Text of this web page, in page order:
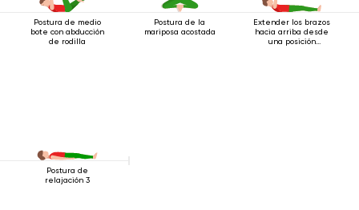
Postura de medio
bote con abducción
de rodilla
Postura de la
mariposa acostada
Extender los brazos
hacia arriba desde
una posición
Postura de
relajación 3